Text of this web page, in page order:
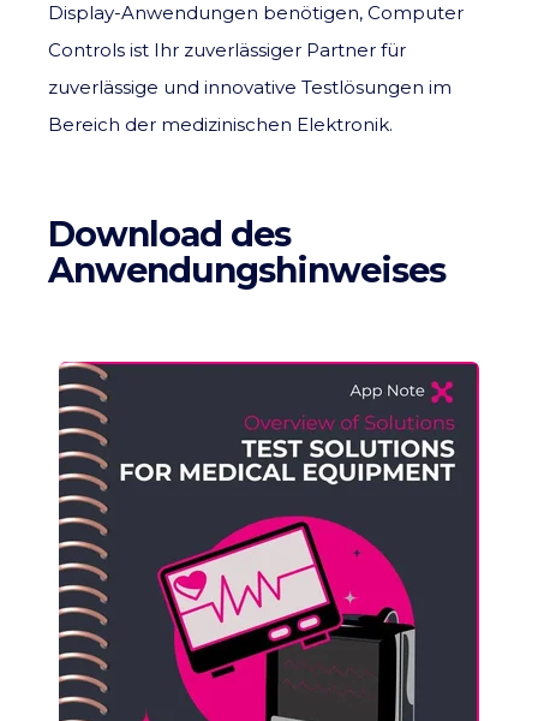
Display-Anwendungen benötigen, Computer
Controls ist Ihr zuverlässiger Partner für
zuverlässige und innovative Testlösungen im
Bereich der medizinischen Elektronik.
Download des
Anwendungshinweises